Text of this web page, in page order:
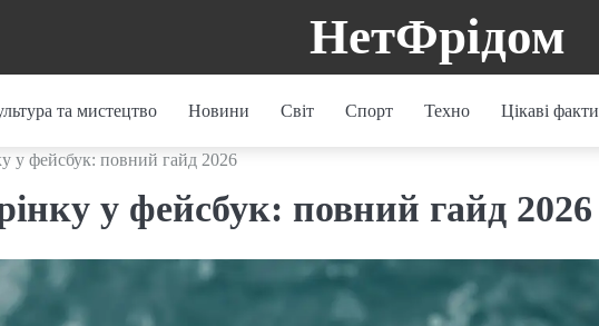
НетФрідом
та мистецтво Новини Світ Спорт Техно Цікаві факти
у фейсбук: повний гайд 2026
у фейсбук: повний гайд 2026